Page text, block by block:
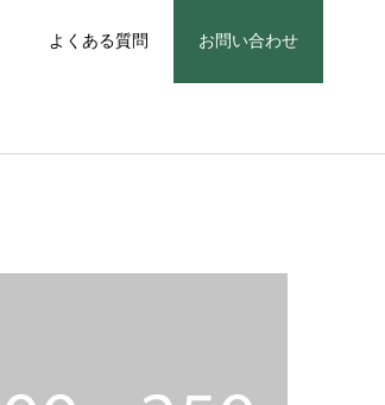
よくある質問 お問い合わせ